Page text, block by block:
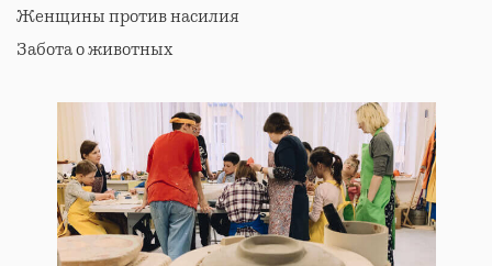
Женщины против насилия
Забота о животных